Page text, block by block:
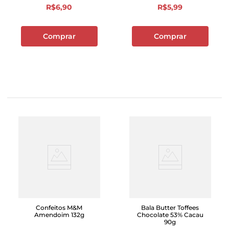
R$6,90
Comprar
R$5,99
Comprar
Confeitos M&M
Amendoim 132g
Bala Butter Toffees
Chocolate 53% Cacau
90g